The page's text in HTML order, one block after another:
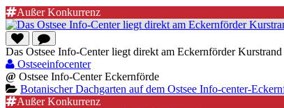
Außer Konkurrenz
Das Ostsee Info-Center liegt direkt am Eckernförder
Ostseeinfocenter
@ Ostsee Info-Center Eckernförde
Botanischer Dachgarten auf dem Ostsee Info-center-
Außer Konkurrenz